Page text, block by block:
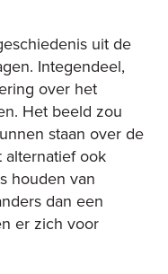
uit de
Integendeel,
over het
Het beeld zou
staan over de
alternatief ook
houden van
dan een
er zich voor